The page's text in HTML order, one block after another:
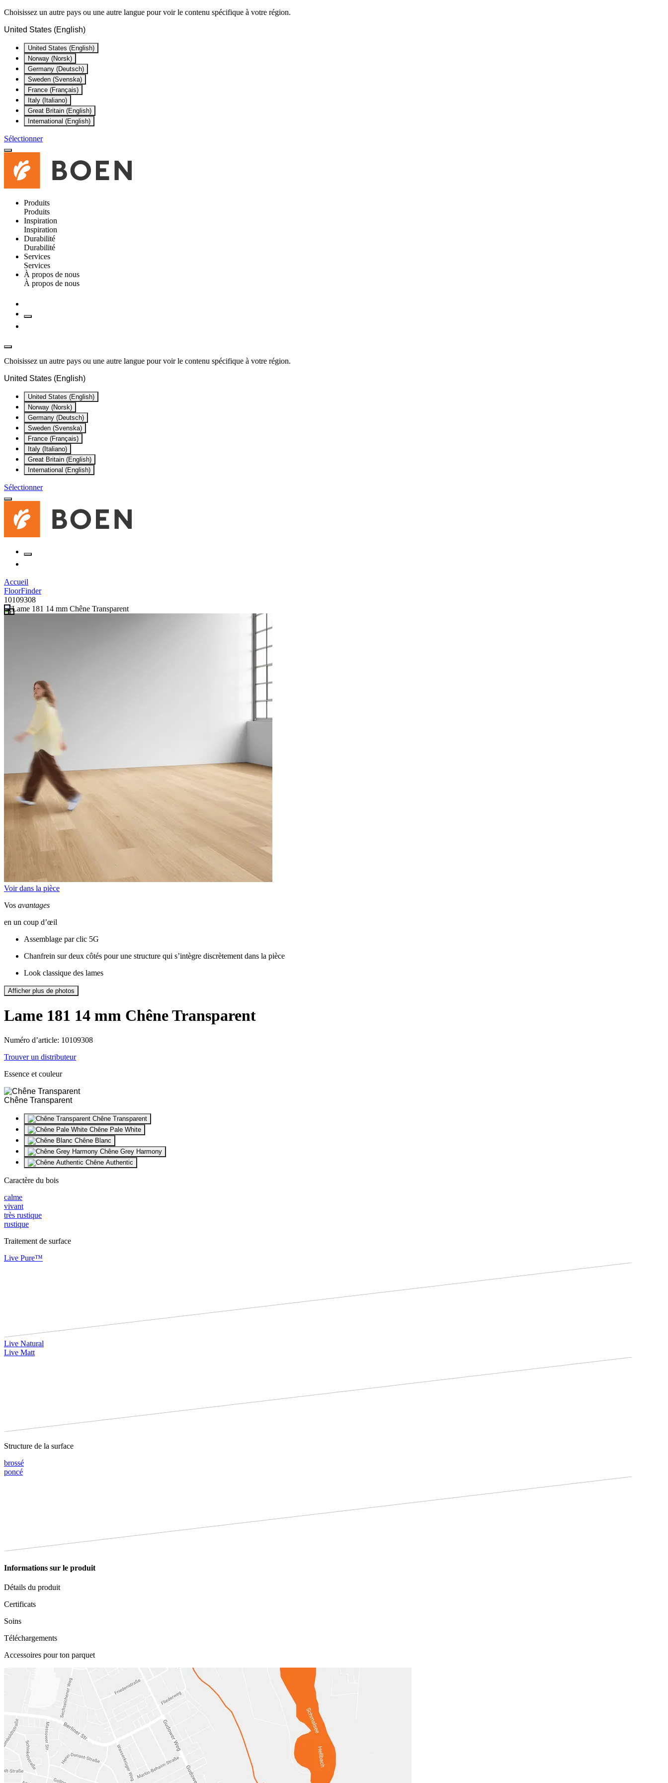
Choisissez un autre pays ou une autre langue pour voir le contenu spécifique à votre région.
United States (English)
United States (English)
Norway (Norsk)
Germany (Deutsch)
Sweden (Svenska)
France (Français)
Italy (Italiano)
Great Britain (English)
International (English)
Sélectionner
Produits
Produits
Inspiration
Inspiration
Durabilité
Durabilité
Services
Services
À propos de nous
À propos de nous
Choisissez un autre pays ou une autre langue pour voir le contenu spécifique à votre région.
United States (English)
United States (English)
Norway (Norsk)
Germany (Deutsch)
Sweden (Svenska)
France (Français)
Italy (Italiano)
Great Britain (English)
International (English)
Sélectionner
Accueil
FloorFinder
10109308
Voir dans la pièce
Vos avantages
en un coup d’œil
Assemblage par clic 5G
Chanfrein sur deux côtés pour une structure qui s’intègre discrètement dans la pièce
Look classique des lames
Afficher plus de photos
Lame 181 14 mm Chêne Transparent
Numéro d’article: 10109308
Trouver un distributeur
Essence et couleur
Chêne Transparent
Chêne Transparent
Chêne Pale White
Chêne Blanc
Chêne Grey Harmony
Chêne Authentic
Caractère du bois
calme
vivant
très rustique
rustique
Traitement de surface
Live Pure™
Live Natural
Live Matt
Structure de la surface
brossé
poncé
Informations sur le produit
Détails du produit
Certificats
Soins
Téléchargements
Accessoires pour ton parquet